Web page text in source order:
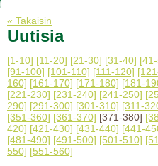
« Takaisin
Uutisia
[1-10] [11-20] [21-30] [31-40]
[91-100] [101-110] [111-120]
160] [161-170] [171-180] [181-
[221-230] [231-240] [241-250]
290] [291-300] [301-310] [311-
[351-360] [361-370] [371-380]
420] [421-430] [431-440] [441-
[481-490] [491-500] [501-510]
550] [551-560]